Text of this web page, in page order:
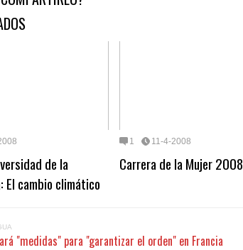
de la
El cambio climático
1 11-4-2008
Carrera de la Mujer 2008
"medidas" para "garantizar el orden" en Francia